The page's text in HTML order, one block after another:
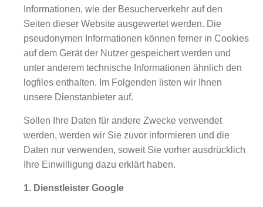
Informationen, wie der Besucherverkehr auf den
Seiten dieser Website ausgewertet werden. Die
pseudonymen Informationen können ferner in Cookies
auf dem Gerät der Nutzer gespeichert werden und
unter anderem technische Informationen ähnlich den
logfiles enthalten. Im Folgenden listen wir Ihnen
unsere Dienstanbieter auf.
Sollen Ihre Daten für andere Zwecke verwendet
werden, werden wir Sie zuvor informieren und die
Daten nur verwenden, soweit Sie vorher ausdrücklich
Ihre Einwilligung dazu erklärt haben.
1. Dienstleister Google